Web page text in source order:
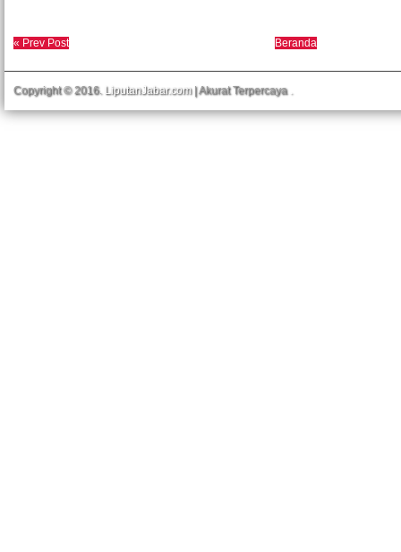
« Prev Post Beranda
Copyright © 2016. LiputanJabar.com| Akurat Terpercaya